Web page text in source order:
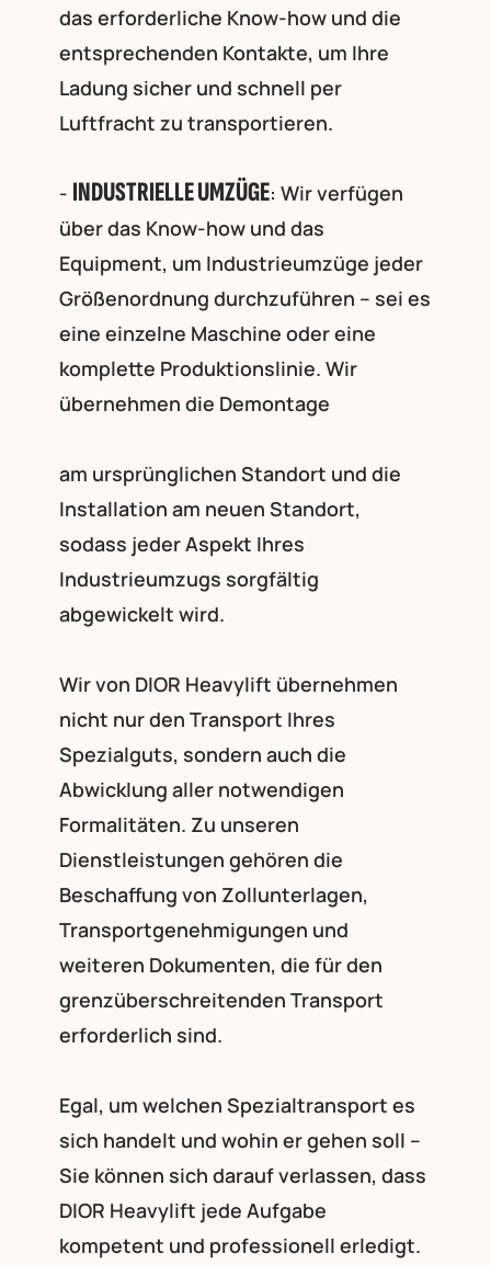
das erforderliche Know-how und die
entsprechenden Kontakte, um Ihre
Ladung sicher und schnell per
Luftfracht zu transportieren.
- INDUSTRIELLE UMZÜGE: Wir verfügen
über das Know-how und das
Equipment, um Industrieumzüge jeder
Größenordnung durchzuführen – sei es
eine einzelne Maschine oder eine
komplette Produktionslinie. Wir
übernehmen die Demontage
am ursprünglichen Standort und die
Installation am neuen Standort,
sodass jeder Aspekt Ihres
Industrieumzugs sorgfältig
abgewickelt wird.
Wir von DIOR Heavylift übernehmen
nicht nur den Transport Ihres
Spezialguts, sondern auch die
Abwicklung aller notwendigen
Formalitäten. Zu unseren
Dienstleistungen gehören die
Beschaffung von Zollunterlagen,
Transportgenehmigungen und
weiteren Dokumenten, die für den
grenzüberschreitenden Transport
erforderlich sind.
Egal, um welchen Spezialtransport es
sich handelt und wohin er gehen soll –
Sie können sich darauf verlassen, dass
DIOR Heavylift jede Aufgabe
kompetent und professionell erledigt.